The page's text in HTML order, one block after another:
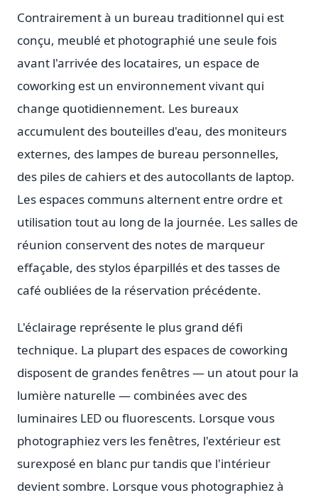
Contrairement à un bureau traditionnel qui est
conçu, meublé et photographié une seule fois
avant l'arrivée des locataires, un espace de
coworking est un environnement vivant qui
change quotidiennement. Les bureaux
accumulent des bouteilles d'eau, des moniteurs
externes, des lampes de bureau personnelles,
des piles de cahiers et des autocollants de laptop.
Les espaces communs alternent entre ordre et
utilisation tout au long de la journée. Les salles de
réunion conservent des notes de marqueur
effaçable, des stylos éparpillés et des tasses de
café oubliées de la réservation précédente.
L'éclairage représente le plus grand défi
technique. La plupart des espaces de coworking
disposent de grandes fenêtres — un atout pour la
lumière naturelle — combinées avec des
luminaires LED ou fluorescents. Lorsque vous
photographiez vers les fenêtres, l'extérieur est
surexposé en blanc pur tandis que l'intérieur
devient sombre. Lorsque vous photographiez à